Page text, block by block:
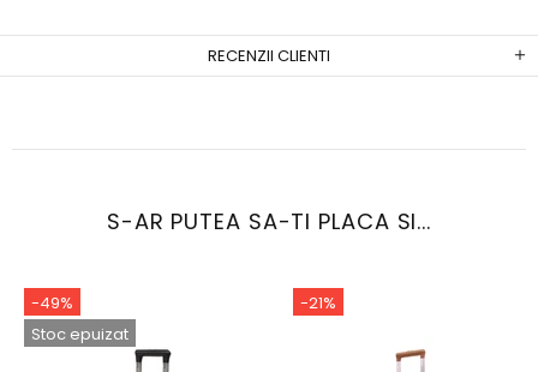
RECENZII CLIENTI
S-AR PUTEA SA-TI PLACA SI...
-49%
Stoc epuizat
-21%